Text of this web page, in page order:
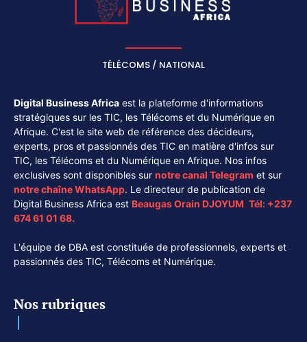
TÉLÉCOMS / NATIONAL
Digital Business Africa est la plateforme d'informations
stratégiques sur les TIC, les Télécoms et du Numérique en
Afrique. C'est le site web de référence des décideurs,
experts, pros et passionnés des TIC en matière d'infos sur
TIC, les Télécoms et du Numérique en Afrique. Nos infos
exclusives sont disponibles sur notre canal Telegram et sur
notre chaîneWhatsApp. Le directeur de publication de
Digital Business Africa est Beaugas Orain DJOYUM. Tél: +237
674 61 01 68.
L'équipe de DBA est constituée de professionnels, experts et
passionnés des TIC, Télécoms et Numérique.
Nos rubriques